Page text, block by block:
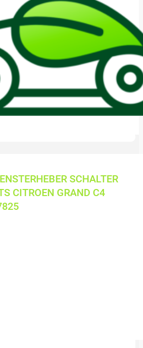
SCHALTER
CITROEN GRAND C4